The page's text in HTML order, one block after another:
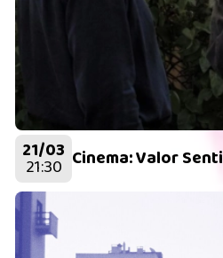
21/03
21:30 Cinema: Valor